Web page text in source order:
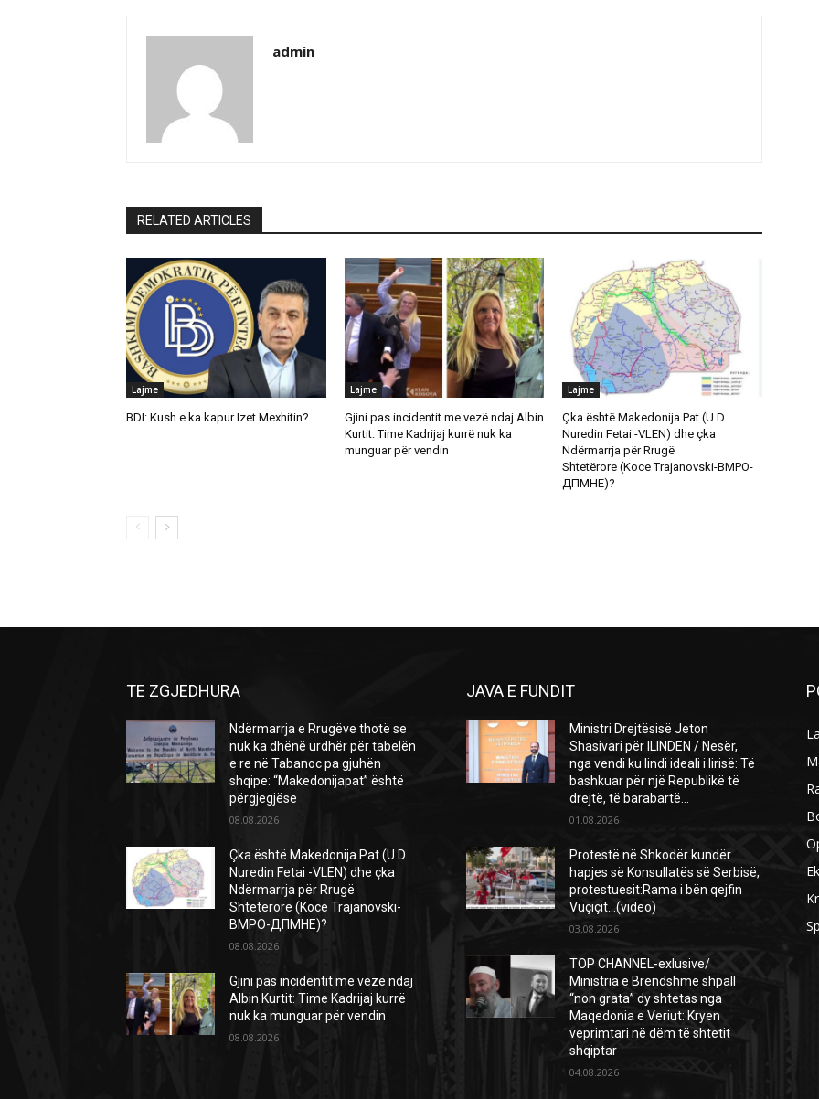
admin
RELATED ARTICLES
Lajme
BDI: Kush e ka kapur Izet Mexhitin?
Lajme
Gjini pas incidentit me vezë ndaj Albin
Kurtit: Time Kadrijaj kurrë nuk ka
munguar për vendin
Lajme
Çka është Makedonija Pat (U.D
Nuredin Fetai -VLEN) dhe çka
Ndërmarrja për Rrugë
Shtetërore (Koce Trajanovski-ВМРО-
ДПМНЕ)?
TE ZGJEDHURA
Ndërmarrja e Rrugëve thotë se
nuk ka dhënë urdhër për tabelën
e re në Tabanoc pa gjuhën
shqipe: “Makedonijapat” është
përgjegjëse
08.08.2026
Çka është Makedonija Pat (U.D
Nuredin Fetai -VLEN) dhe çka
Ndërmarrja për Rrugë
Shtetërore (Koce Trajanovski-
ВМРО-ДПМНЕ)?
08.08.2026
Gjini pas incidentit me vezë ndaj
Albin Kurtit: Time Kadrijaj kurrë
nuk ka munguar për vendin
08.08.2026
JAVA E FUNDIT
Ministri Drejtësisë Jeton
Shasivari për ILINDEN / Nesër,
nga vendi ku lindi ideali i lirisë: Të
bashkuar për një Republikë të
drejtë, të barabartë...
01.08.2026
Protestë në Shkodër kundër
hapjes së Konsullatës së Serbisë,
protestuesit:Rama i bën qejfin
Vuçiçit…(video)
03.08.2026
TOP CHANNEL-exlusive/
Ministria e Brendshme shpall
“non grata” dy shtetas nga
Maqedonia e Veriut: Kryen
veprimtari në dëm të shtetit
shqiptar
04.08.2026